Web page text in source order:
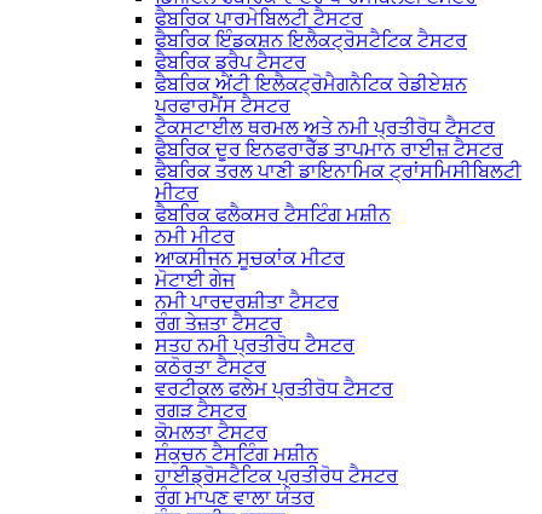
ਫੈਬਰਿਕ ਪਾਰਮੇਬਿਲਟੀ ਟੈਸਟਰ
ਫੈਬਰਿਕ ਇੰਡਕਸ਼ਨ ਇਲੈਕਟ੍ਰੋਸਟੈਟਿਕ ਟੈਸਟਰ
ਫੈਬਰਿਕ ਡਰੈਪ ਟੈਸਟਰ
ਫੈਬਰਿਕ ਐਂਟੀ ਇਲੈਕਟ੍ਰੋਮੈਗਨੈਟਿਕ ਰੇਡੀਏਸ਼ਨ
ਪਰਫਾਰਮੈਂਸ ਟੈਸਟਰ
ਟੈਕਸਟਾਈਲ ਥਰਮਲ ਅਤੇ ਨਮੀ ਪ੍ਰਤੀਰੋਧ ਟੈਸਟਰ
ਫੈਬਰਿਕ ਦੂਰ ਇਨਫਰਾਰੈੱਡ ਤਾਪਮਾਨ ਰਾਈਜ਼ ਟੈਸਟਰ
ਫੈਬਰਿਕ ਤਰਲ ਪਾਣੀ ਡਾਇਨਾਮਿਕ ਟ੍ਰਾਂਸਮਿਸੀਬਿਲਟੀ
ਮੀਟਰ
ਫੈਬਰਿਕ ਫਲੈਕਸਰ ਟੈਸਟਿੰਗ ਮਸ਼ੀਨ
ਨਮੀ ਮੀਟਰ
ਆਕਸੀਜਨ ਸੂਚਕਾਂਕ ਮੀਟਰ
ਮੋਟਾਈ ਗੇਜ
ਨਮੀ ਪਾਰਦਰਸ਼ੀਤਾ ਟੈਸਟਰ
ਰੰਗ ਤੇਜ਼ਤਾ ਟੈਸਟਰ
ਸਤਹ ਨਮੀ ਪ੍ਰਤੀਰੋਧ ਟੈਸਟਰ
ਕਠੋਰਤਾ ਟੈਸਟਰ
ਵਰਟੀਕਲ ਫਲੇਮ ਪ੍ਰਤੀਰੋਧ ਟੈਸਟਰ
ਰਗੜ ਟੈਸਟਰ
ਕੋਮਲਤਾ ਟੈਸਟਰ
ਸੰਕੁਚਨ ਟੈਸਟਿੰਗ ਮਸ਼ੀਨ
ਹਾਈਡ੍ਰੋਸਟੈਟਿਕ ਪ੍ਰਤੀਰੋਧ ਟੈਸਟਰ
ਰੰਗ ਮਾਪਣ ਵਾਲਾ ਯੰਤਰ